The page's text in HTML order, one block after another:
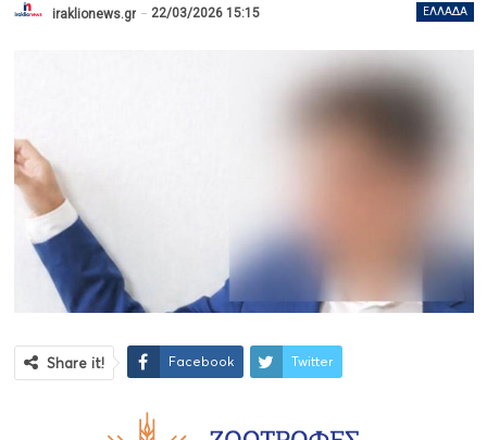
ΕΛΛΆΔΑ
iraklionews.gr 22/03/2026 15:15
Share it! Facebook Twitter